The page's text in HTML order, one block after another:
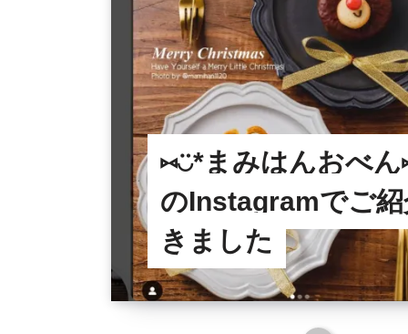
⑅︎◡̈︎*まみはんおべ
のInstagramでご
きました